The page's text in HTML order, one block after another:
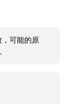
可能的原